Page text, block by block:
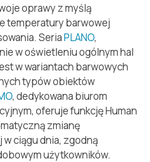
oprawy z myślą
temperatury barwowej
SeriaPLANO,
w oświetleniu ogólnym hal
w wariantach barwowych
typów obiektów
, dedykowana biurom
oferuje funkcję Human
zmianę
ciągu dnia, zgodną
użytkowników.